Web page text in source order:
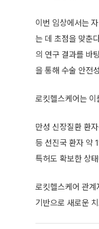
이번 임상에서는
는 데 초점을 맞춘
의 연구 결과를 바
을 통해 수술 안전
로킷헬스케어는
만성 신장질환 환
등 선진국 환자 약
특허도 확보한 상
로킷헬스케어 관계
기반으로 새로운